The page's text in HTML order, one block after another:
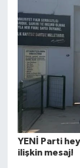
YENİ Parti
ilişkin mesaj!